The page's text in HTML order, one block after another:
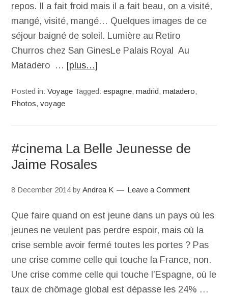
repos. Il a fait froid mais il a fait beau, on a visité,
mangé, visité, mangé… Quelques images de ce
séjour baigné de soleil. Lumière au Retiro
Churros chez San GinesLe Palais Royal Au
Matadero … [plus…]
Posted in:Voyage Tagged:espagne,madrid,matadero,
Photos,voyage
#cinema La Belle Jeunesse de
Jaime Rosales
8 December 2014 byAndrea K Leave a Comment
Que faire quand on est jeune dans un pays où les
jeunes ne veulent pas perdre espoir, mais où la
crise semble avoir fermé toutes les portes ? Pas
une crise comme celle qui touche la France, non.
Une crise comme celle qui touche l’Espagne, où le
taux de chômage global est dépasse les 24% …